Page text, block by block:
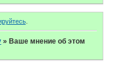
.
» Ваше мнение об этом